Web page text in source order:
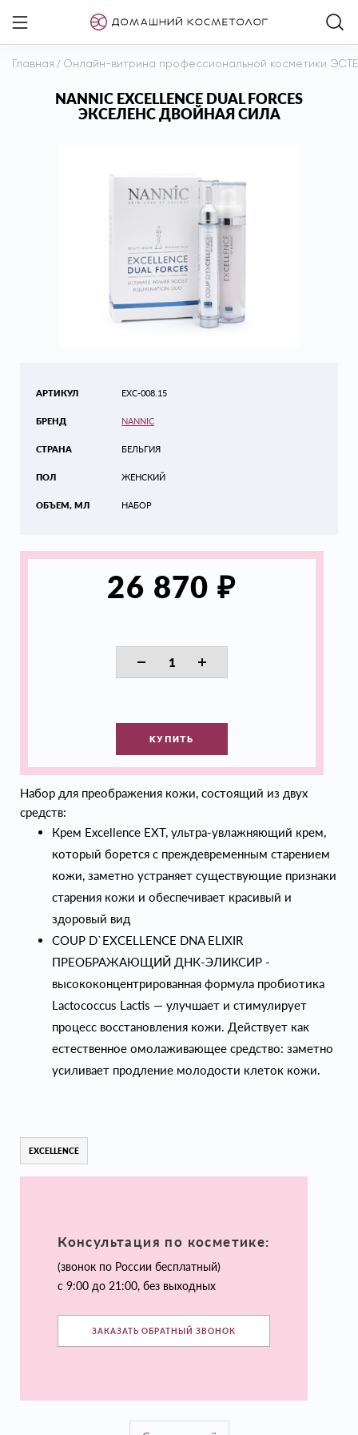
Главная / Онлайн-витрина профессиональной косметики
NANNIC EXCELLENCE DUAL FORCES
ЭКСЕЛЕНС ДВОЙНАЯ СИЛА
АРТИКУЛ
БРЕНД
СТРАНА
ПОЛ
ОБЪЕМ, МЛ
EXC-008.15
NANNIC
БЕЛЬГИЯ
ЖЕНСКИЙ
НАБОР
26 870₽
КУПИТЬ
Набор для преображения кожи, состоящий из двух
средств:
Крем Excellence EXT, ультра-увлажняющий крем,
который борется с преждевременным старением
кожи, заметно устраняет существующие признаки
старения кожи и обеспечивает красивый и
здоровый вид
COUP D`EXCELLENCE DNA ELIXIR
ПРЕОБРАЖАЮЩИЙ ДНК-ЭЛИКСИР -
высококонцентрированная формула пробиотика
Lactococcus Lactis — улучшает и стимулирует
процесс восстановления кожи. Действует как
естественное омолаживающее средство: заметно
усиливает продление молодости клеток кожи.
EXCELLENCE
Консультация по косметике:
(звонок по России бесплатный)
с 9:00 до 21:00, без выходных
ЗАКАЗАТЬ ОБРАТНЫЙ ЗВОНОК